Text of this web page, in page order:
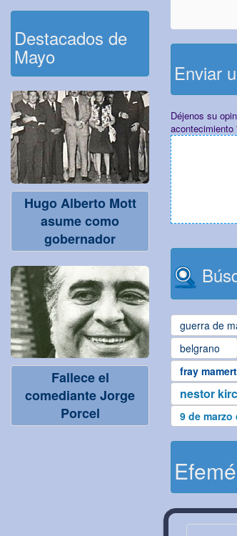
Destacados de
Mayo
Hugo Alberto Mott
asume como
gobernador
Fallece el
comediante Jorge
Porcel
Enviar
Déjenos su
acontecimiento
guerra de
belgrano
fray
nestor
9 de